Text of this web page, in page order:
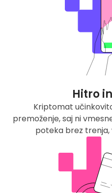
Hitro
Kriptomat
premoženje, saj ni
poteka brez trenja,